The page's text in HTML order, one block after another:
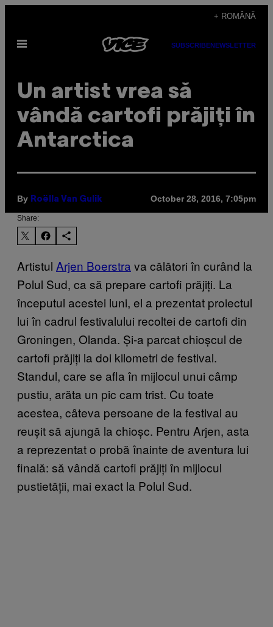
content
+ ROMÂNĂ
Open
SUBSCRIBENEWSLETTER
Un artist vrea să
vândă cartofi prăjiți în
Antarctica
By Roëlla Van Gulik October 28, 2016, 7:05pm
Share:
Artistul Arjen Boerstra va călători în curând la
Polul Sud, ca să prepare cartofi prăjiți. La
începutul acestei luni, el a prezentat proiectul
lui în cadrul festivalului recoltei de cartofi din
Groningen, Olanda. Și-a parcat chioșcul de
cartofi prăjiți la doi kilometri de festival.
Standul, care se afla în mijlocul unui câmp
pustiu, arăta un pic cam trist. Cu toate
acestea, câteva persoane de la festival au
reușit să ajungă la chioșc. Pentru Arjen, asta
a reprezentat o probă înainte de aventura lui
finală: să vândă cartofi prăjiți în mijlocul
pustietății, mai exact la Polul Sud.